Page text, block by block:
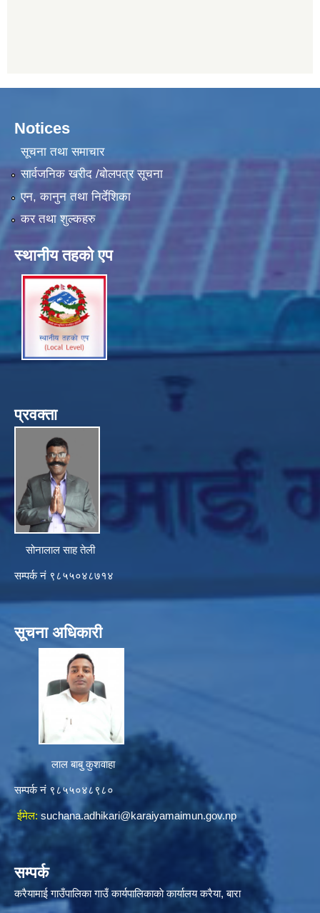
Notices
सूचना तथा समाचार
सार्वजनिक खरीद /बोलपत्र सूचना
एन, कानुन तथा निर्देशिका
कर तथा शुल्कहरु
स्थानीय तहको एप
प्रवक्ता
सोनालाल साह तेली
सम्पर्क नं ९८५५०४८७१४
सूचना अधिकारी
लाल बाबु कुशवाहा
सम्पर्क नं ९८५५०४८९८०
ईमेल: suchana.adhikari@karaiyamaimun.gov.np
सम्पर्क
करैयामाई गाउँपालिका गाउँ कार्यपालिकाकाे कार्यालय करैया, बारा